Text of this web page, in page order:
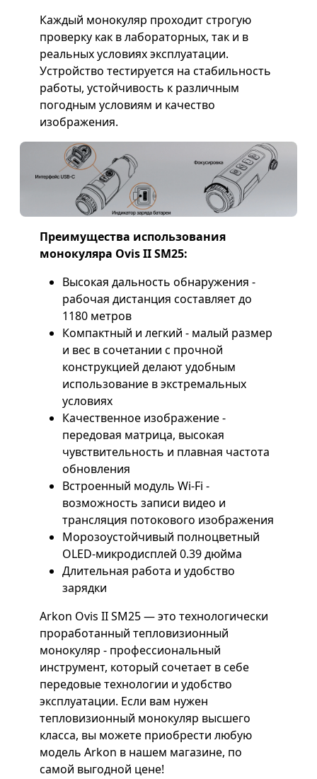
Каждый монокуляр проходит строгую
проверку как в лабораторных, так и в
реальных условиях эксплуатации.
Устройство тестируется на стабильность
работы, устойчивость к различным
погодным условиям и качество
изображения.
Преимущества использования
монокуляра Ovis II SM25:
Высокая дальность обнаружения -
рабочая дистанция составляет до
1180 метров
Компактный и легкий - малый размер
и вес в сочетании с прочной
конструкцией делают удобным
использование в экстремальных
условиях
Качественное изображение -
передовая матрица, высокая
чувствительность и плавная частота
обновления
Встроенный модуль Wi-Fi -
возможность записи видео и
трансляция потокового изображения
Морозоустойчивый полноцветный
OLED-микродисплей 0.39 дюйма
Длительная работа и удобство
зарядки
Arkon Ovis II SM25 — это технологически
проработанный тепловизионный
монокуляр - профессиональный
инструмент, который сочетает в себе
передовые технологии и удобство
эксплуатации. Если вам нужен
тепловизионный монокуляр высшего
класса, вы можете приобрести любую
модель Arkon в нашем магазине, по
самой выгодной цене!